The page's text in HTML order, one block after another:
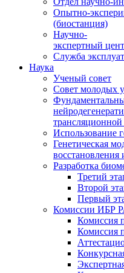
Опытно-
(биостанция)
Научно-
экспертный
Служба
Наука
Ученый совет
Совет молодых
Использование
Генетическая
Разработка
Третий
Второй
Первый
Комиссии ИБР
Комиссия
Комиссия